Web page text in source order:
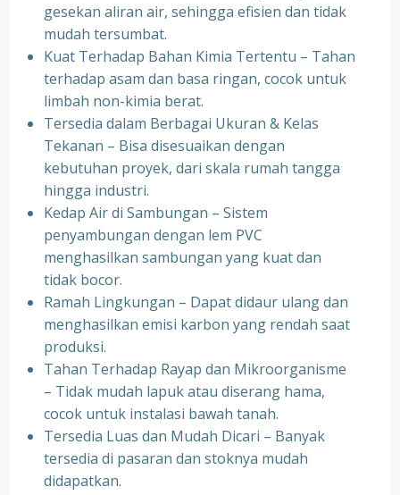
gesekan aliran air, sehingga efisien dan tidak
mudah tersumbat.
Kuat Terhadap Bahan Kimia Tertentu – Tahan
terhadap asam dan basa ringan, cocok untuk
limbah non-kimia berat.
Tersedia dalam Berbagai Ukuran & Kelas
Tekanan – Bisa disesuaikan dengan
kebutuhan proyek, dari skala rumah tangga
hingga industri.
Kedap Air di Sambungan – Sistem
penyambungan dengan lem PVC
menghasilkan sambungan yang kuat dan
tidak bocor.
Ramah Lingkungan – Dapat didaur ulang dan
menghasilkan emisi karbon yang rendah saat
produksi.
Tahan Terhadap Rayap dan Mikroorganisme
– Tidak mudah lapuk atau diserang hama,
cocok untuk instalasi bawah tanah.
Tersedia Luas dan Mudah Dicari – Banyak
tersedia di pasaran dan stoknya mudah
didapatkan.